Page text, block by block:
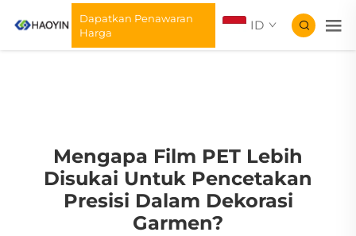
Dapatkan Penawaran
Harga
ID
Mengapa Film PET Lebih
Disukai Untuk Pencetakan
Presisi Dalam Dekorasi
Garmen?